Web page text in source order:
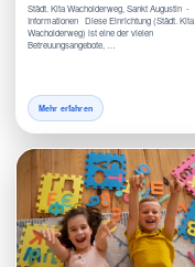
Städt. Kita Wacholderweg, Sankt Augustin -
Informationen Diese Einrichtung (Städt. Kita
Wacholderweg) ist eine der vielen
Betreuungsangebote, …
Mehr erfahren